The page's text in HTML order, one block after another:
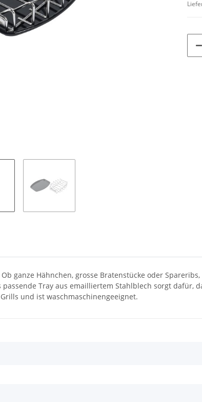
ganze Hähnchen, grosse Bratenstücke oder
passende Tray aus emailliertem Stahlblech sorgt
und ist waschmaschinengeeignet.